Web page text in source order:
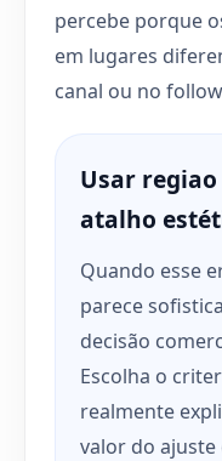
percebe porque
em lugares
canal ou no
Usar
atalho
Quando esse
parece
decisão
Escolha o
realmente
valor do